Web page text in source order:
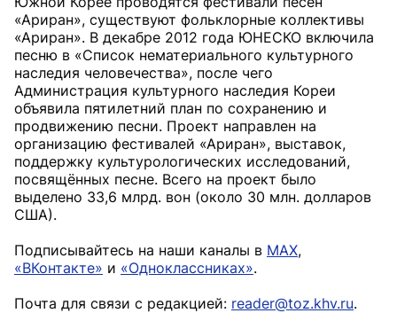
«Ариран», существуют фольклорные коллективы
«Ариран». В декабре 2012 года ЮНЕСКО включила
песню в «Список нематериального культурного
наследия человечества», после чего
Администрация культурного наследия Кореи
объявила пятилетний план по сохранению и
продвижению песни. Проект направлен на
организацию фестивалей «Ариран», выставок,
поддержку культурологических исследований,
посвящённых песне. Всего на проект было
выделено 33,6 млрд. вон (около 30 млн. долларов
США).
Подписывайтесь на наши каналы в MAX,
«ВКонтакте» и «Одноклассниках».
Почта для связи с редакцией: reader@toz.khv.ru.